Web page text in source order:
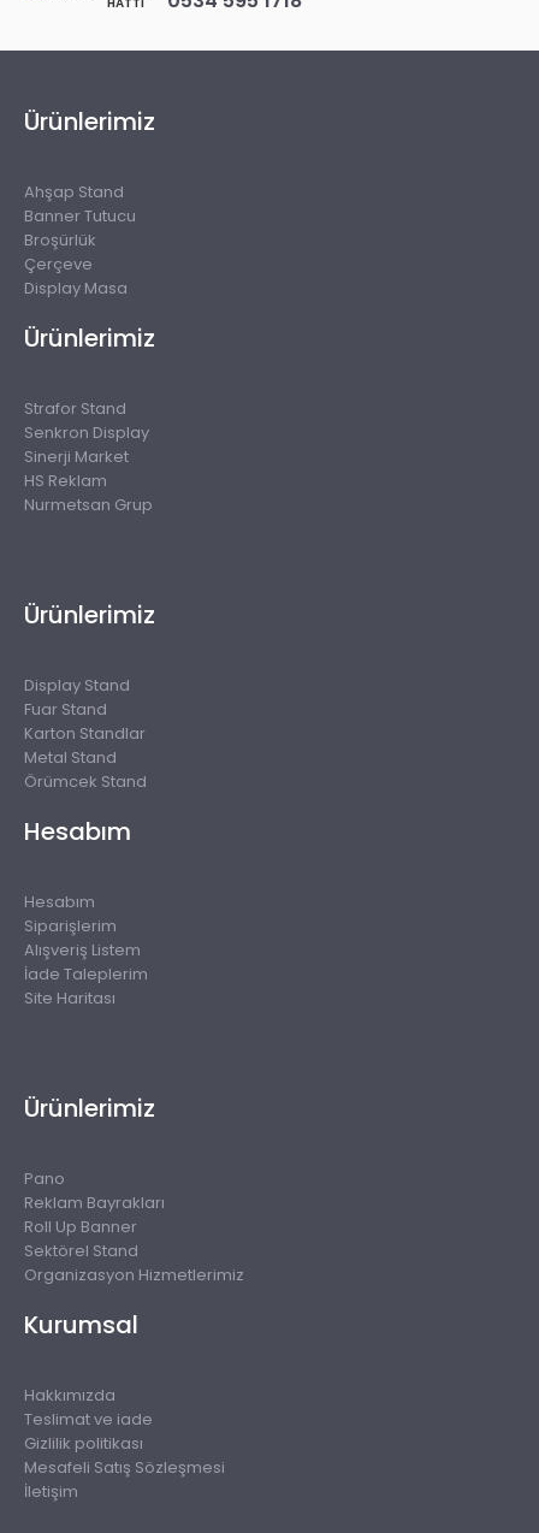
Ürünlerimiz
Ahşap Stand
Banner Tutucu
Broşürlük
Çerçeve
Display Masa
Ürünlerimiz
Strafor Stand
Senkron Display
Sinerji Market
HS Reklam
Nurmetsan Grup
Ürünlerimiz
Display Stand
Fuar Stand
Karton Standlar
Metal Stand
Örümcek Stand
Hesabım
Hesabım
Siparişlerim
Alışveriş Listem
İade Taleplerim
Site Haritası
Ürünlerimiz
Pano
Reklam Bayrakları
Roll Up Banner
Sektörel Stand
Organizasyon Hizmetlerimiz
Kurumsal
Hakkımızda
Teslimat ve iade
Gizlilik politikası
Mesafeli Satış Sözleşmesi
İletişim